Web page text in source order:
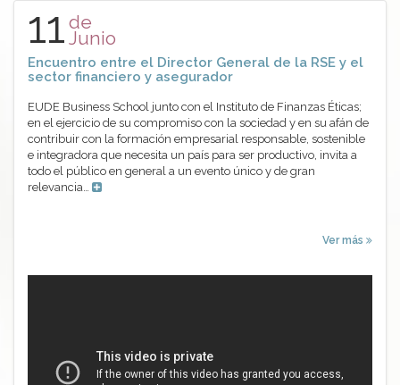
11 de
Junio
Encuentro entre el Director General de la RSE y el
sector financiero y asegurador
EUDE Business School junto con el Instituto de Finanzas Éticas;
en el ejercicio de su compromiso con la sociedad y en su afán de
contribuir con la formación empresarial responsable, sostenible
e integradora que necesita un país para ser productivo, invita a
todo el público en general a un evento único y de gran
relevancia…
Ver más